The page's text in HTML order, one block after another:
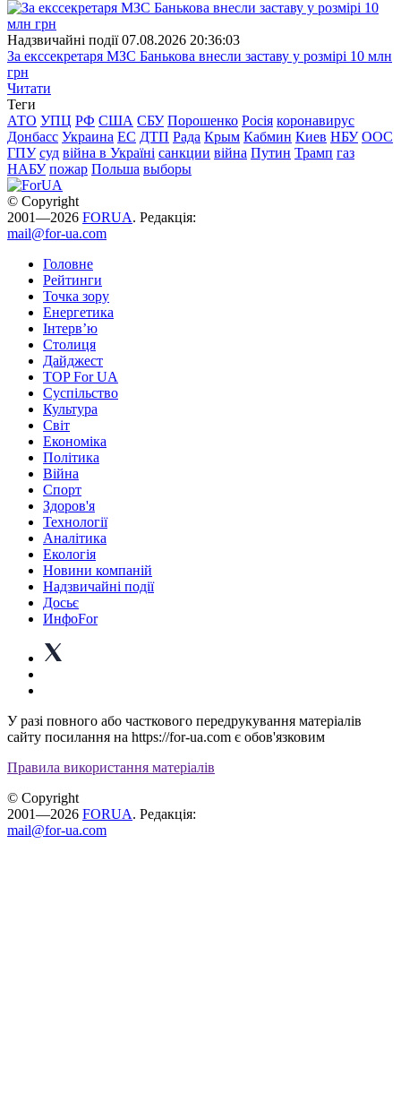
Надзвичайні події 07.08.2026 20:36:03
За екссекретаря МЗС Банькова внесли заставу у розмірі 10 млн
грн
Читати
Теги
АТО УПЦ РФ США СБУ Порошенко Росія коронавирус
Донбасс Украина ЕС ДТП Рада Крым Кабмин Киев НБУ ООС
ГПУ суд війна в Україні санкции війна Путин Трамп газ
НАБУ пожар Польша выборы
© Copyright
2001—2026 FORUA. Редакція:
mail@for-ua.com
Головне
Рейтинги
Точка зору
Енергетика
Інтерв’ю
Столиця
Дайджест
TOP For UA
Суспiльство
Культура
Світ
Економіка
Політика
Війна
Спорт
Здоров'я
Технології
Аналітика
Екологія
Новини компаній
Надзвичайні події
Досьє
ИнфоFor
У разі повного або часткового передрукування матеріалів
сайту посилання на https://for-ua.com є обов'язковим
Правила використання матеріалів
© Copyright
2001—2026 FORUA. Редакція:
mail@for-ua.com